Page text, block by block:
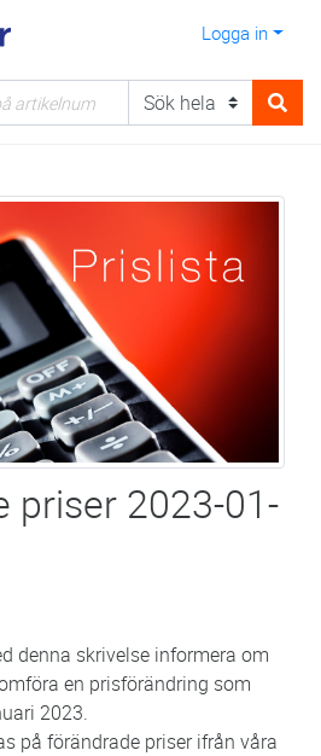
Logga in
priser 2023-01-
denna skrivelse informera om
en prisförändring som
2023.
på förändrade priser ifrån våra